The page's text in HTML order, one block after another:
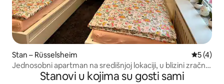
Stan – Rüsselsheim
5 (4)
Jednosobni apartman na središnjoj lokaciji, u blizini zračne
Stanovi u kojima su gosti sami